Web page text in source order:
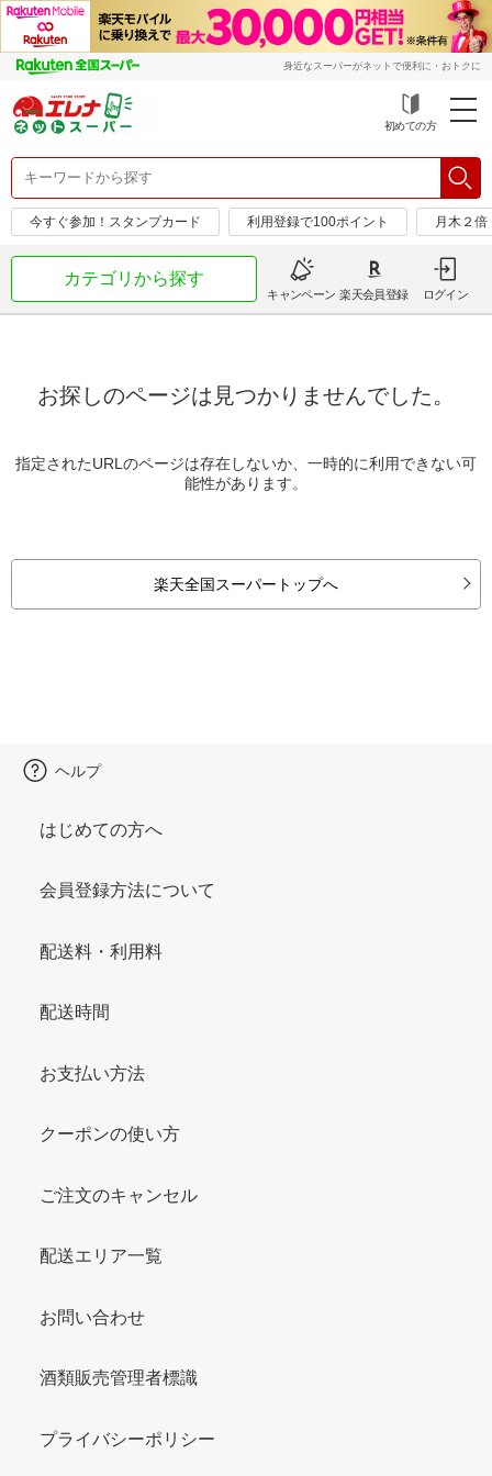
身近なスーパーがネットで便利に・おトクに
初めての方
今すぐ参加！スタンプカード 利用登録で100ポイント 月木２倍
カテゴリから探す
キャンペーン 楽天会員登録 ログイン
お探しのページは見つかりませんでした。
指定されたURLのページは存在しないか、一時的に利用できない可
能性があります。
楽天全国スーパートップへ
ヘルプ
はじめての方へ
会員登録方法について
配送料・利用料
配送時間
お支払い方法
クーポンの使い方
ご注文のキャンセル
配送エリア一覧
お問い合わせ
酒類販売管理者標識
プライバシーポリシー